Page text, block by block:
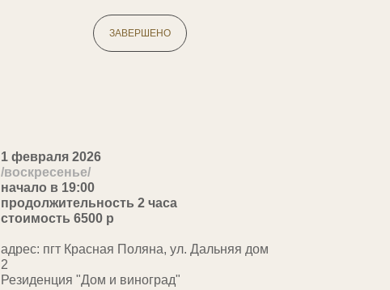
ЗАВЕРШЕНО
1 февраля 2026
/воскресенье/
начало в 19:00
продолжительность 2 часа
стоимость 6500 р
адрес: пгт Красная Поляна, ул. Дальняя дом
2
Резиденция "Дом и виноград"